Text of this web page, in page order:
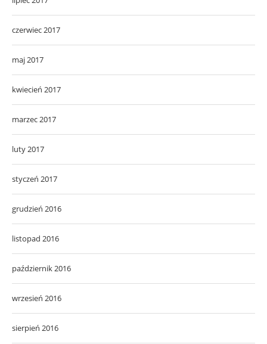
czerwiec 2017
maj 2017
kwiecień 2017
marzec 2017
luty 2017
styczeń 2017
grudzień 2016
listopad 2016
październik 2016
wrzesień 2016
sierpień 2016